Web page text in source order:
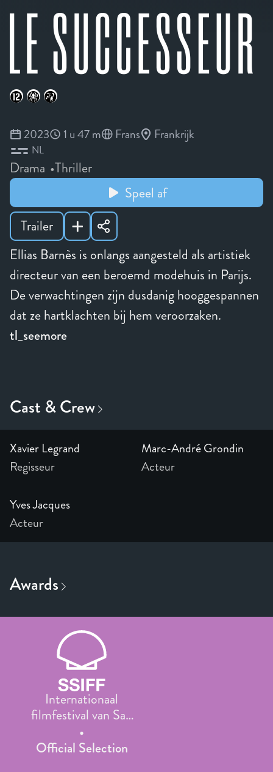
Ellias Barnès is onlangs aangesteld als artistiek
directeur van een beroemd modehuis in Parijs.
De verwachtingen zijn dusdanig hooggespannen
dat ze hartklachten bij hem veroorzaken.
tl_seemore
2023 1 u 47 m Frans Frankrijk
NL
Drama Thriller
Speel af
Trailer
Xavier Legrand
Regisseur
Marc-André Grondin
Acteur
Yves Jacques
Acteur
Internationaal
filmfestival van San
Sebastián
Official Selection